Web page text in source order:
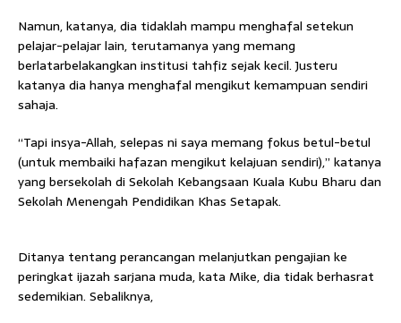
Namun, katanya, dia tidaklah mampu menghafal setekun
pelajar-pelajar lain, terutamanya yang memang
berlatarbelakangkan institusi tahfiz sejak kecil. Justeru
katanya dia hanya menghafal mengikut kemampuan sendiri
sahaja.
“Tapi insya-Allah, selepas ni saya memang fokus betul-betul
(untuk membaiki hafazan mengikut kelajuan sendiri),” katanya
yang bersekolah di Sekolah Kebangsaan Kuala Kubu Bharu dan
Sekolah Menengah Pendidikan Khas Setapak.
Ditanya tentang perancangan melanjutkan pengajian ke
peringkat ijazah sarjana muda, kata Mike, dia tidak berhasrat
sedemikian. Sebaliknya,